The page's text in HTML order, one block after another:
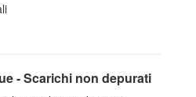
- Scarichi non depurati